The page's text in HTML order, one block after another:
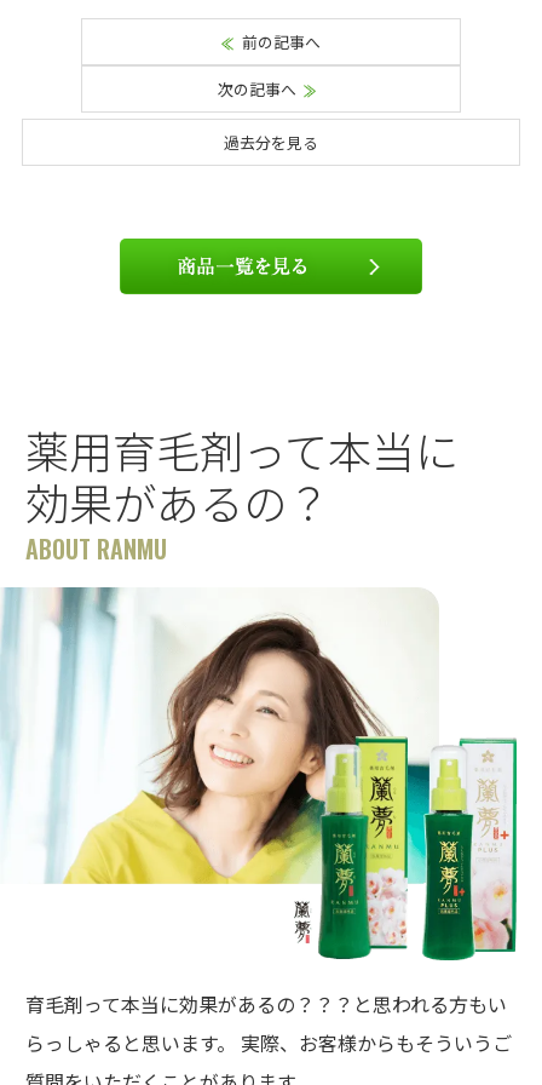
前の記事へ
次の記事へ
過去分を見る
薬用育毛剤って本当に
効果があるの？
ABOUT RANMU
育毛剤って本当に効果があるの？？？と思われる方もい
らっしゃると思います。 実際、お客様からもそういうご